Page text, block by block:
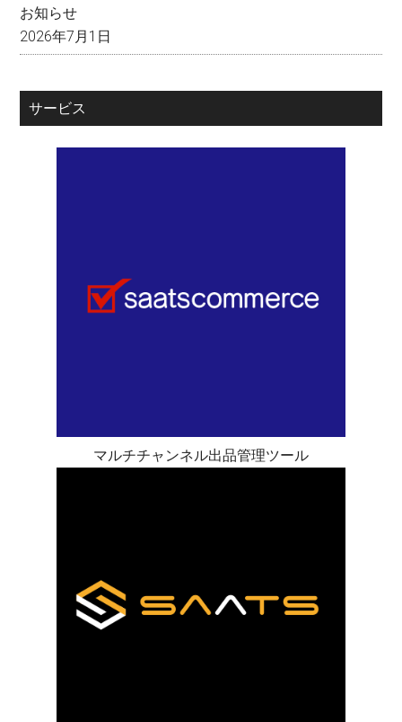
お知らせ
2026年7月1日
サービス
マルチチャンネル出品管理ツール